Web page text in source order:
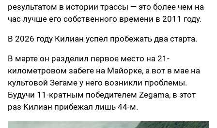
результатом в истории трассы — это более чем на
час лучше его собственного времени в 2011 году.
В 2026 году Килиан успел пробежать два старта.
В марте он разделил первое место на 21-
километровом забеге на Майорке, а вот в мае на
культовой Зегаме у него возникли проблемы.
Будучи 11-кратным победителем Zegama, в этот
раз Килиан прибежал лишь 44-м.